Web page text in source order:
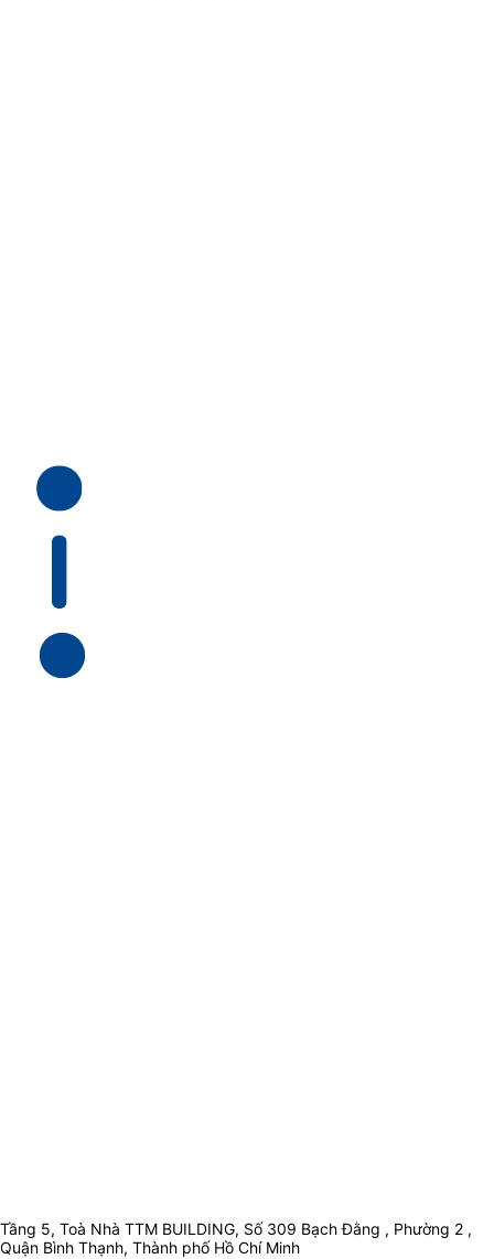
Tầng 5, Toà Nhà TTM BUILDING, Số 309 Bạch Đằng , Phường 2 ,
Quận Bình Thạnh, Thành phố Hồ Chí Minh